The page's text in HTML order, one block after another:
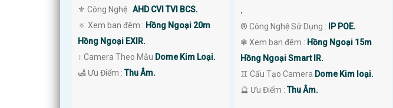
⚜️ Công Nghệ : AHD CVI TVI BCS.
🔅 Xem ban đêm : Hồng Ngoại 20m
Hồng Ngoại EXIR.
↕️ Camera Theo Mẫu Dome Kim Loại.
️🛃 Ưu Điểm :Thu Âm.
.
®️ Công Nghệ Sử Dụng :
IP POE.
❃ Xem ban đêm : Hồng Ngoại 15m
Hồng Ngoại Smart IR.
♊ Cấu Tạo Camera Dome Kim loại.
️🔮 Ưu Điểm :Thu Âm.